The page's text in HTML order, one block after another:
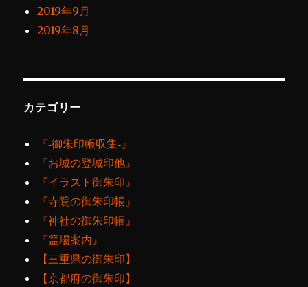
2019年9月
2019年8月
カテゴリー
『‐御朱印帳収集‐』
『お城の登城印他』
『イラスト御朱印』
『寺院の御朱印帳』
『神社の御朱印帳』
『霊場案内』
【三重県の御朱印】
【京都府の御朱印】